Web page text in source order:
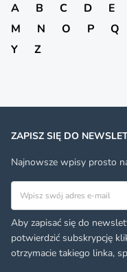
A B C D E
M
N O P Q
Y
Z
ZAPISZ SIĘ DO
Najnowsze wpisy prosto
Aby zapisać się do
potwierdzić subskrypcję
otrzymacie takiego linka,